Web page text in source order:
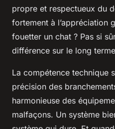
propre et respectueux du
fortement à l’appréciation
fouetter un chat ? Pas si
différence sur le long
La compétence technique
précision des
harmonieuse des
malfaçons. Un système